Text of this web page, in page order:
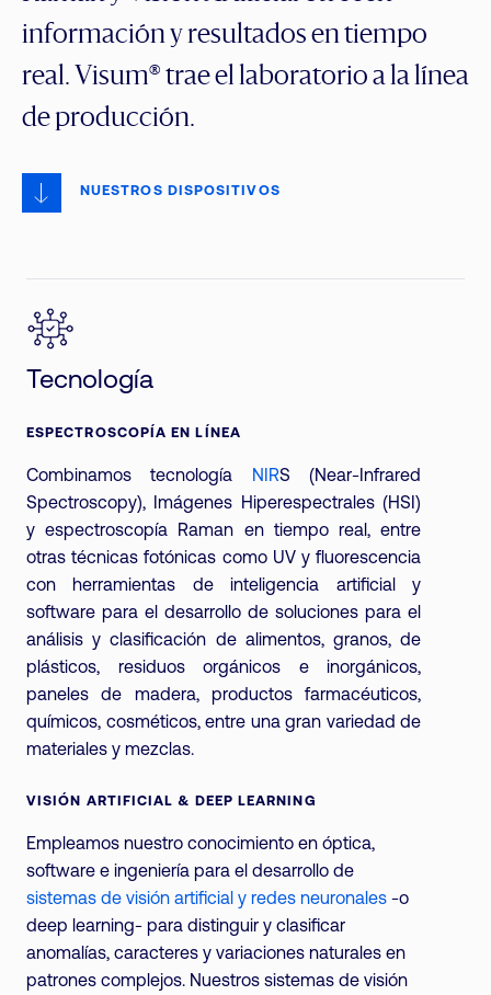
información y resultados en tiempo
real. Visum® trae el laboratorio a la línea
de producción.
NUESTROS DISPOSITIVOS
Tecnología
ESPECTROSCOPÍA EN LÍNEA
Combinamos tecnología NIRS (Near-Infrared
Spectroscopy), Imágenes Hiperespectrales (HSI)
y espectroscopía Raman en tiempo real, entre
otras técnicas fotónicas como UV y fluorescencia
con herramientas de inteligencia artificial y
software para el desarrollo de soluciones para el
análisis y clasificación de alimentos, granos, de
plásticos, residuos orgánicos e inorgánicos,
paneles de madera, productos farmacéuticos,
químicos, cosméticos, entre una gran variedad de
materiales y mezclas.
VISIÓN ARTIFICIAL & DEEP LEARNING
Empleamos nuestro conocimiento en óptica,
software e ingeniería para el desarrollo de
sistemas de visión artificial y redes neuronales -o
deep learning- para distinguir y clasificar
anomalías, caracteres y variaciones naturales en
patrones complejos. Nuestros sistemas de visión